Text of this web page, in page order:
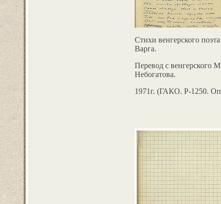
Стихи венгерского
Варга.
Перевод с венгерского
Небогатова.
1971г. (ГАКО. Р-1250.